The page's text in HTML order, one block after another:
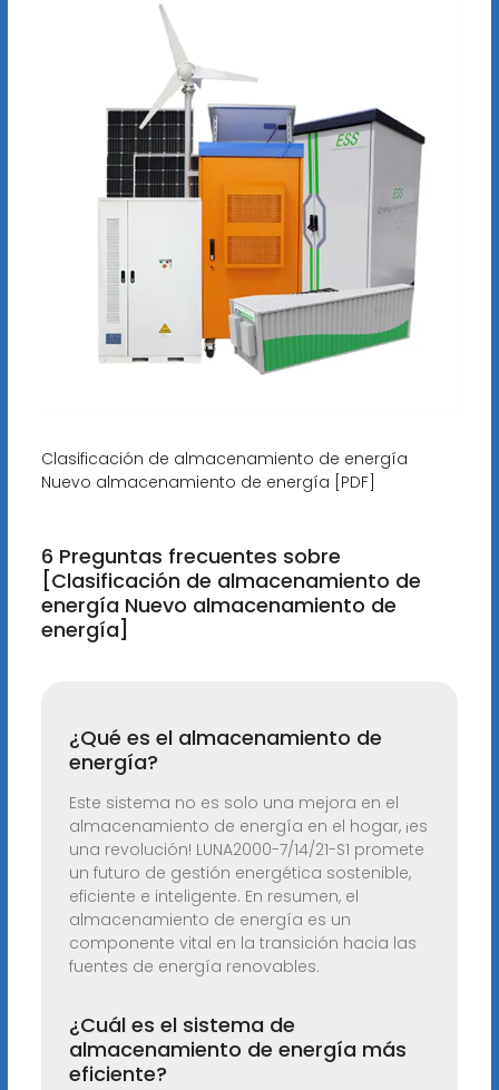
Clasificación de almacenamiento de energía
Nuevo almacenamiento de energía [PDF]
6 Preguntas frecuentes sobre
[Clasificación de almacenamiento de
energía Nuevo almacenamiento de
energía]
¿Qué es el almacenamiento de
energía?
Este sistema no es solo una mejora en el
almacenamiento de energía en el hogar, ¡es
una revolución! LUNA2000-7/14/21-S1 promete
un futuro de gestión energética sostenible,
eficiente e inteligente. En resumen, el
almacenamiento de energía es un
componente vital en la transición hacia las
fuentes de energía renovables.
¿Cuál es el sistema de
almacenamiento de energía más
eficiente?